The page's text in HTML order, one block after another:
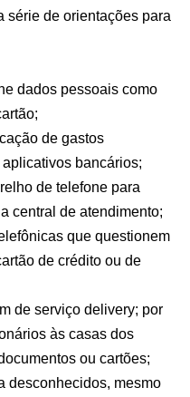
série de orientações para
dados pessoais como
de gastos
bancários;
de telefone para
central de atendimento;
que questionem
de crédito ou de
de serviço delivery; por
às casas dos
ou cartões;
desconhecidos, mesmo